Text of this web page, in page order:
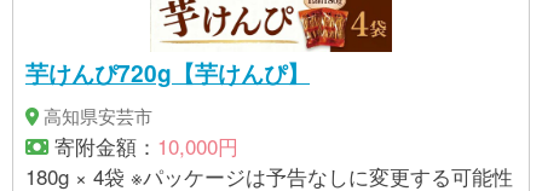
芋けんぴ720g【芋けんぴ】
高知県安芸市
寄附金額： 10,000円
180g × 4袋 ※パッケージは予告なしに変更する可能性